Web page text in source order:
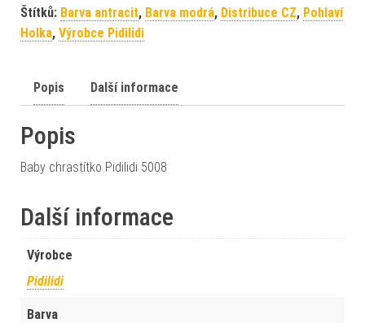
Štítků: Barva antracit, Barva modrá, Distribuce CZ, Pohlaví
Holka, Výrobce Pidilidi
Popis Další informace
Popis
Baby chrastítko Pidilidi 5008
Další informace
Výrobce
Pidilidi
Barva